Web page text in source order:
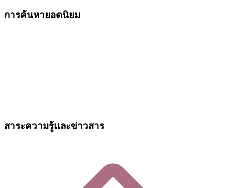
การค้นหายอดนิยม
สาระความรู้และข่าวสาร